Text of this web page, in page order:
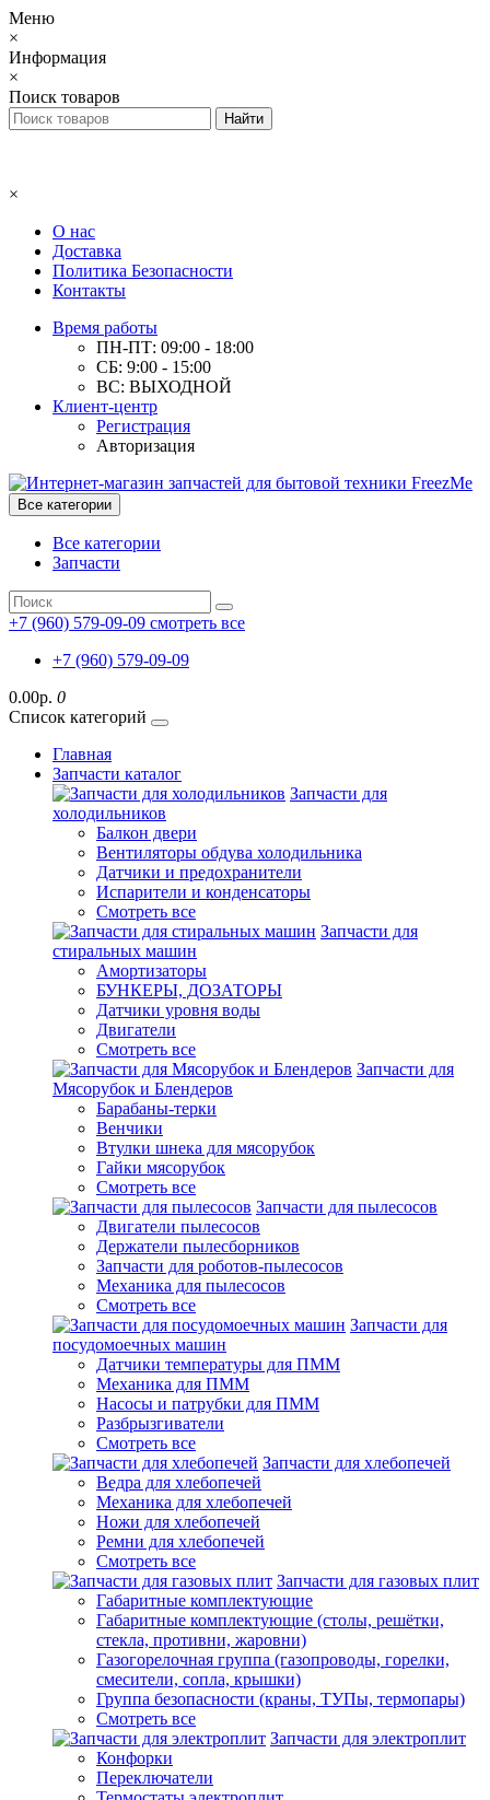
Меню
×
Информация
×
Поиск товаров
×
О нас
Доставка
Политика Безопасности
Контакты
Время работы
ПН-ПТ: 09:00 - 18:00
СБ: 9:00 - 15:00
ВС: ВЫХОДНОЙ
Клиент-центр
Регистрация
Авторизация
Все категории
Все категории
Запчасти
+7 (960) 579-09-09 смотреть все
+7 (960) 579-09-09
0.00р. 0
Список категорий
Главная
Запчасти каталог
Запчасти для
холодильников
Балкон двери
Вентиляторы обдува холодильника
Датчики и предохранители
Испарители и конденсаторы
Смотреть все
Запчасти для
стиральных машин
Амортизаторы
БУНКЕРЫ, ДОЗАТОРЫ
Датчики уровня воды
Двигатели
Смотреть все
Запчасти для
Мясорубок и Блендеров
Барабаны-терки
Венчики
Втулки шнека для мясорубок
Гайки мясорубок
Смотреть все
Запчасти для пылесосов
Двигатели пылесосов
Держатели пылесборников
Запчасти для роботов-пылесосов
Механика для пылесосов
Смотреть все
Запчасти для
посудомоечных машин
Датчики температуры для ПММ
Механика для ПММ
Насосы и патрубки для ПММ
Разбрызгиватели
Смотреть все
Запчасти для хлебопечей
Ведра для хлебопечей
Механика для хлебопечей
Ножи для хлебопечей
Ремни для хлебопечей
Смотреть все
Запчасти для газовых плит
Габаритные комплектующие
Габаритные комплектующие (столы, решётки,
стекла, противни, жаровни)
Газогорелочная группа (газопроводы, горелки,
смесители, сопла, крышки)
Группа безопасности (краны, ТУПы, термопары)
Смотреть все
Запчасти для электроплит
Конфорки
Переключатели